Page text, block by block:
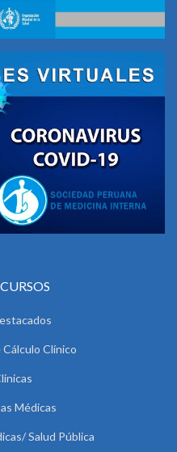
Clínico
Médicas
Salud Pública